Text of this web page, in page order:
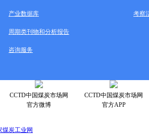
产业数据库 考察
周期类刊物和分析报告
咨询服务
CCTD中国煤炭市场网
官方微博
CCTD中国煤炭市场网
官方APP
煤炭工业网